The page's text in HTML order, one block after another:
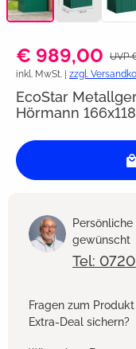
€ 989,00 UVP
inkl. MwSt. | zzgl.
EcoStar
Hörmann
gewünscht
Tel:
Fragen zum
Extra-Deal sichern?